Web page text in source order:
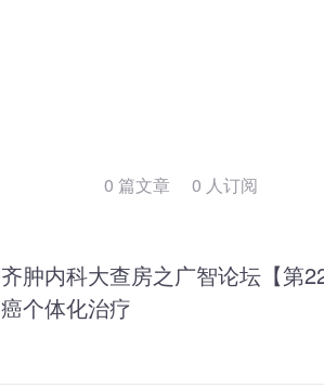
0 篇文章 0 人订阅
齐肿内科大查房之广智论坛【第
癌个体化治疗